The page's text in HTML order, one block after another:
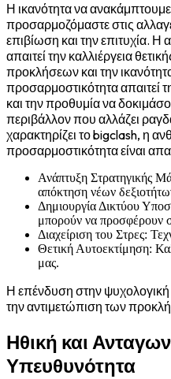
Η ικανότητα να
προσαρμοζόμαστε στις
επιβίωση και την επιτυχία. Η
απαιτεί την καλλιέργεια
προκλήσεων και την
προσαρμοστικότητα απαιτεί
και την προθυμία να
περιβάλλον που αλλάζει
χαρακτηρίζει το bigclash, η
προσαρμοστικότητα είναι
Ανάπτυξη Στρατηγικής
απόκτηση νέων
Δημιουργία Δικτύου
μπορούν να προσφέρουν
Διαχείριση του Στρες:
Θετική Αυτοεκτίμηση:
μας.
Η επένδυση στην ψυχολογική
την αντιμετώπιση των
Ηθική και
Υπευθυνότητα